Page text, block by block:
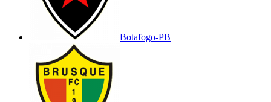
Botafogo-PB